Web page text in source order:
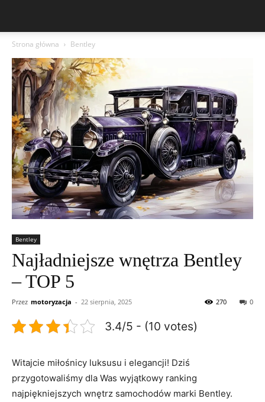
Strona główna Bentley
Bentley
Najładniejsze wnętrza Bentley
– TOP 5
Przez motoryzacja - 22 sierpnia, 2025 0
270
3.4/5 - (10 votes)
Witajcie miłośnicy ⁤luksusu i elegancji! Dziś
przygotowaliśmy dla Was wyjątkowy ranking
najpiękniejszych wnętrz samochodów marki Bentley.